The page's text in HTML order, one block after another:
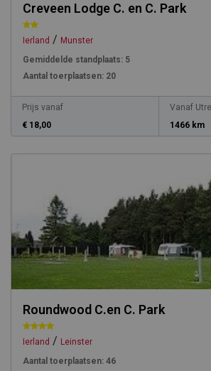
Creveen Lodge C. en C. Park
Ierland / Munster
Gemiddelde standplaats: 5
Aantal toerplaatsen: 20
Prijs vanaf
€ 18,00
Vanaf
1466 km
Roundwood C.en C. Park
Ierland / Leinster
Aantal toerplaatsen: 46